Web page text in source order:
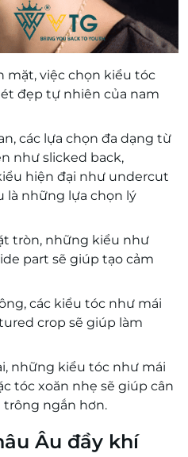
mặt, việc chọn kiểu tóc
đẹp tự nhiên của nam
các lựa chọn đa dạng từ
như slicked back,
hiện đại như undercut
là những lựa chọn lý
tròn, những kiểu như
part sẽ giúp tạo cảm
các kiểu tóc như mái
crop sẽ giúp làm
những kiểu tóc như mái
tóc xoăn nhẹ sẽ giúp cân
trông ngắn hơn.
Âu đầy khí